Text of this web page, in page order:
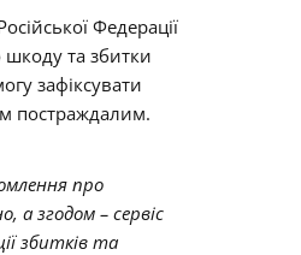
Федерації
шкоду та збитки
зафіксувати
постраждалим.
про
а згодом – сервіс
збитків та